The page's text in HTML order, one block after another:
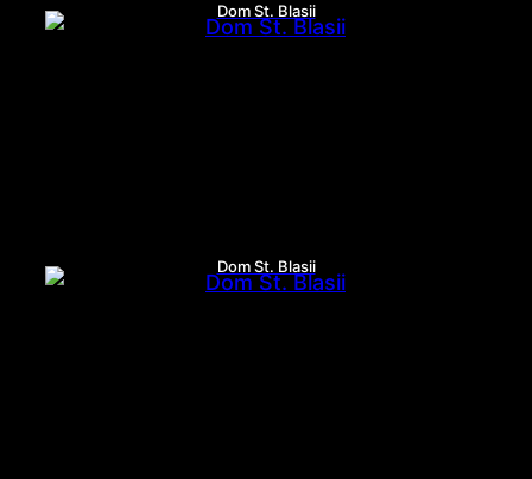
Dom St. Blasii
Dom St. Blasii